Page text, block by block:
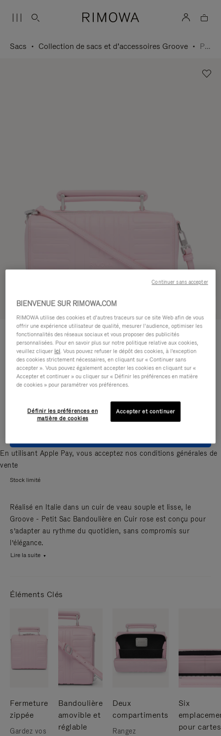
Sacs Collection de sacs et d’accessoires Groove Petit Sac bandoulière
GROOVE - CUIR
Petit Sac bandoulière
Couleur Rose
En utilisant Apple Pay, vous acceptez nos conditions générales de
vente
Stock limité
Réalisé en Italie dans un cuir de veau souple et lisse, le
Groove - Petit Sac Bandoulière en Cuir rose est conçu pour
s’adapter au rythme du quotidien, sans compromis sur
l’élégance.
Lire la suite
Éléments Clés
Fermeture
zippée
Gardez vos
Bandoulière
amovible et
réglable
Deux
compartiments
Rangez
Six
pour cartes
BIENVENUE SUR RIMOWA.COM
RIMOWA utilise des cookies et d’autres traceurs sur ce site Web afin de vous
offrir une expérience utilisateur de qualité, mesurer l’audience, optimiser les
fonctionnalités des réseaux sociaux et vous proposer des publicités
personnalisées. Pour en savoir plus sur notre politique relative aux cookies,
veuillez cliquer ici. Vous pouvez refuser le dépôt des cookies, à l'exception
des cookies strictement nécessaires, en cliquant sur « Continuer sans
accepter ». Vous pouvez également accepter les cookies en cliquant sur «
Accepter et continuer » ou cliquer sur « Définir les préférences en matière
de cookies » pour paramétrer vos préférences.
Définir les préférences en
matière de cookies
Accepter et continuer
Continuer sans accepter